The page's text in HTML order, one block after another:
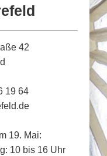
42
19 64
19. Mai:
10 bis 16 Uhr